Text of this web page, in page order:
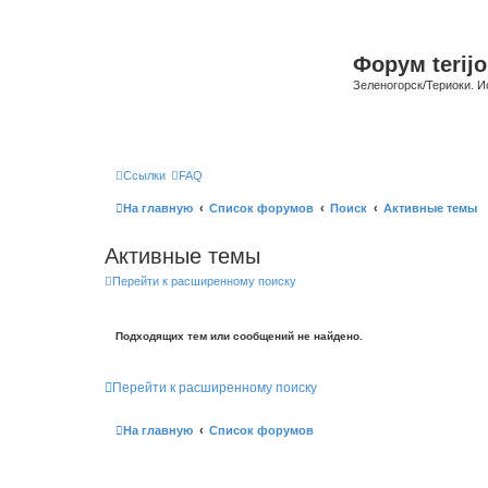
Форум
Зеленогорск/Териоки.
Ссылки FAQ
На главную Список форумов Поиск Активные темы
Активные темы
Перейти к расширенному поиску
Подходящих тем или сообщений не найдено.
Перейти к расширенному поиску
На главную Список форумов